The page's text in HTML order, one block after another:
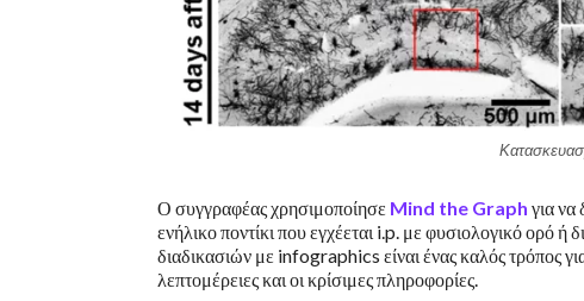
Ο συγγραφέας χρησιμοποίησε Mind the Graph για να
ενήλικο ποντίκι που εγχέεται i.p. με φυσιολογικό
διαδικασιών με infographics είναι ένας καλός τρόπος
λεπτομέρειες και οι κρίσιμες πληροφορίες.